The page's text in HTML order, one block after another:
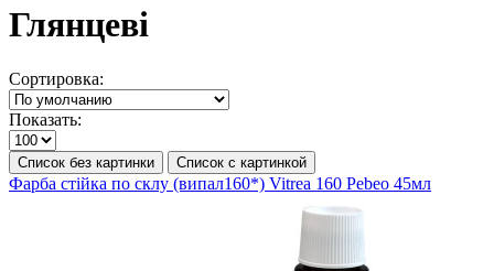
Глянцеві
Сортировка:
Показать:
Список без картинки Список с картинкой
Фарба стійка по склу (випал160*) Vitrea 160 Pebeo 45мл